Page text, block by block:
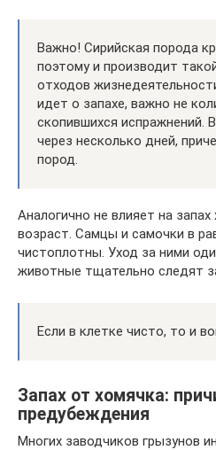
Важно! Сирийская порода
поэтому и производит
отходов
идет о запахе, важно не
скопившихся испражнений.
через несколько дней,
пород.
Аналогично не влияет на запах
возраст. Самцы и самочки в
чистоплотны. Уход за ними
животные тщательно следят
Если в клетке чисто, то и
Запах от хомячка:
предубеждения
Многих заводчиков грызунов